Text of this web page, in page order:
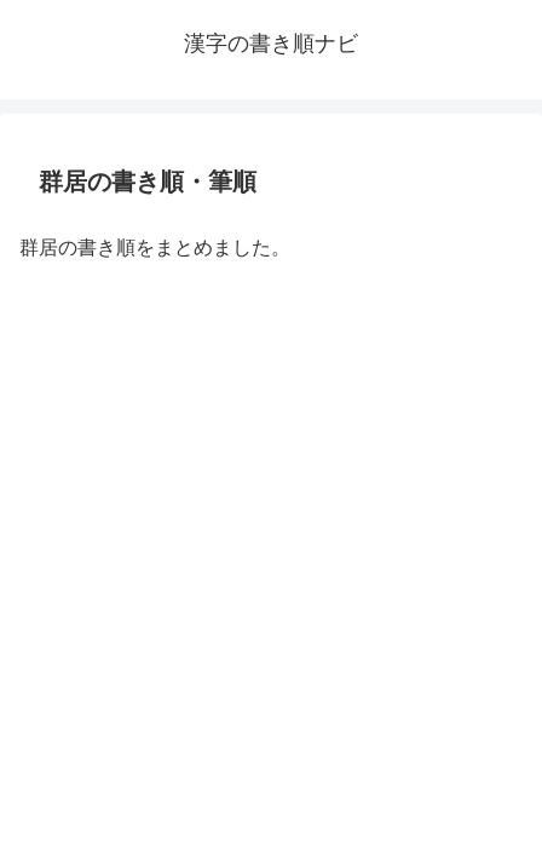
漢字の書き順ナビ
群居の書き順・筆順
群居の書き順をまとめました。